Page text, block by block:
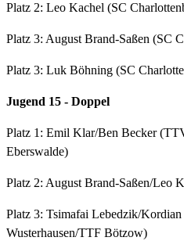
Platz 2: Leo Kachel (SC
Platz 3: August Brand-Saßen (SC
Platz 3: Luk Böhning (SC
Jugend 15 - Doppel
Platz 1: Emil Klar/Ben Becker
Eberswalde)
Platz 2: August Brand-Saßen/Leo
Platz 3: Tsimafai Lebedzik/
Wusterhausen/TTF Bötzow)